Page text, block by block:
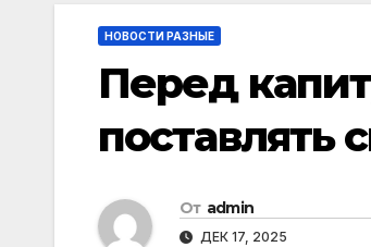
НОВОСТИ РАЗНЫЕ
Перед
поставлять
От admin
ДЕК 17, 2025